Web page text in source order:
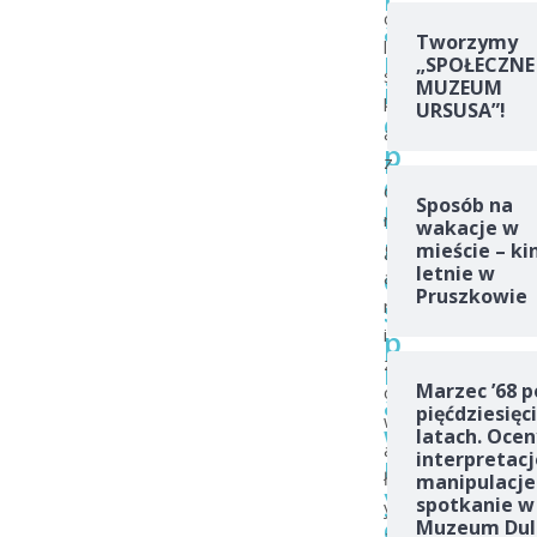
a
n
i
e
p
e
ł
n
o
s
p
r
a
w
n
y
c
o
l
s
k
a
z
o
r
g
a
n
i
z
o
w
a
ł
y
Tworzymy
„SPOŁECZNE
MUZEUM
URSUSA”!
Sposób na
wakacje w
mieście –
letnie w
Pruszkowie
Marzec ’68
latach.
spotkanie w
Muzeum